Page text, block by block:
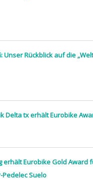
Unser Rückblick auf die
Delta tx erhält Eurobike
erhält Eurobike Gold Award
Suelo